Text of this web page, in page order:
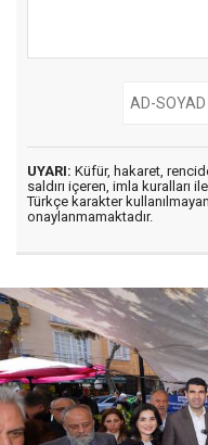
UYARI: Küfür, hakaret,
saldırı içeren, imla kuralları
Türkçe karakter
onaylanmamaktadır.